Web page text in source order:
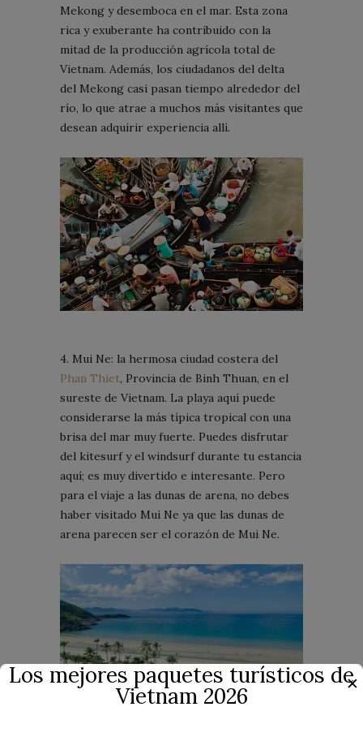
Mekong y desemboca en el mar. Esta zona
rica y exuberante ha contribuido con la
mitad de la producción agrícola total de
Vietnam. Además, los ciudadanos del delta
del Mekong casi pasan tiempo alrededor del
río, lo que atrae a muchos más visitantes que
desean adquirir experiencia allí.
4. Mui Ne: la hermosa ciudad costera del
Phan Thiet, Provincia de Binh Thuan, en el
sureste de Vietnam. La playa aquí puede
considerarse la más típica tropical con una
brisa del mar muy fuerte. Puedes disfrutar
del kitesurf y el windsurf durante tu estancia
aquí; es muy divertido e interesante. Pero
para el viaje a las dunas de arena, no debes
haber visitado Mui Ne ya que las dunas de
arena parecen ser el corazón de Mui Ne.
Los mejores paquetes turísticos de
Vietnam 2026 ✕